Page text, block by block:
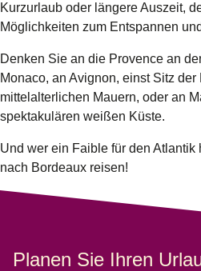
Kurzurlaub oder längere Auszeit,
Möglichkeiten zum Entspannen
Denken Sie an die Provence an
Monaco, an Avignon, einst Sitz der
mittelalterlichen Mauern, oder an
spektakulären weißen Küste.
Und wer ein Faible für den Atlantik
nach Bordeaux reisen!
Planen Sie Ihren